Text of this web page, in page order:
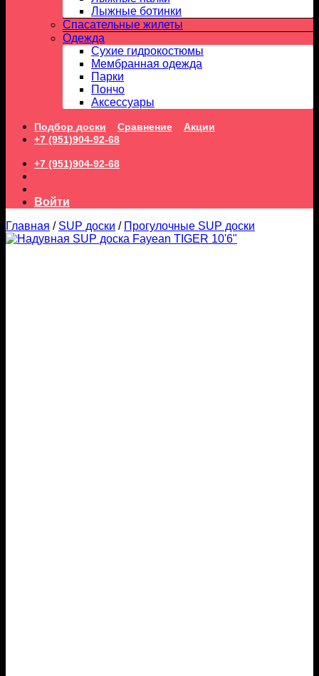
Лыжные ботинки
Спасательные жилеты
Одежда
Сухие гидрокостюмы
Мембранная одежда
Парки
Пончо
Аксессуары
Подбор доски Сравнение
Акции
+7 (951)904-92-68
+7 (951)904-92-68
Войти
Главная / SUP доски / Прогулочные SUP доски